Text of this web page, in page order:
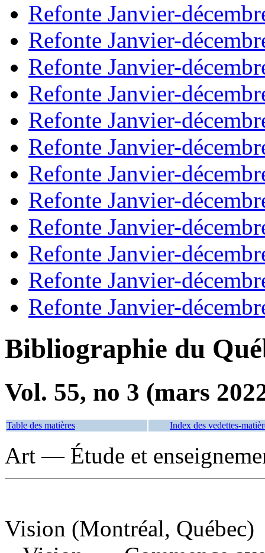
Refonte Janvier-
Refonte Janvier-
Refonte Janvier-
Refonte Janvier-
Refonte Janvier-
Refonte Janvier-
Refonte Janvier-
Refonte Janvier-
Refonte Janvier-
Refonte Janvier-
Refonte Janvier-
Refonte Janvier-
Bibliographie du
Vol. 55, no 3 (mars
Table des matières Index des vedettes-
Art — Étude et
Vision (Montréal, Québec)